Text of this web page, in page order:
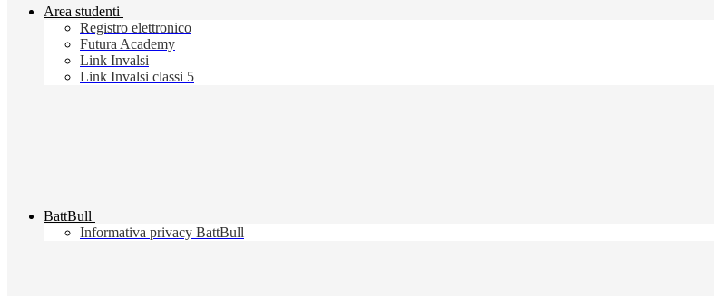
Area studenti
Registro elettronico
Futura Academy
Link Invalsi
Link Invalsi classi 5
BattBull
Informativa privacy BattBull